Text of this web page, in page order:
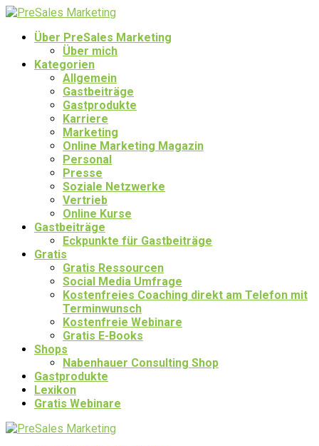
Über PreSales Marketing
Über mich
Kategorien
Allgemein
Gastbeiträge
Gastprodukte
Karriere
Marketing
Online Marketing Magazin
Personal
Presse
Soziale Netzwerke
Vertrieb
Online Kurse
Gastbeiträge
Eckpunkte für Gastbeiträge
Gratis
Gratis Ressourcen
Social Media Umfrage
Kostenfreies Coaching direkt am Telefon mit
Terminwunsch
Kostenfreie Webinare
Gratis E-Books
Shops
Nabenhauer Consulting Shop
Gastprodukte
Lexikon
Gratis Webinare